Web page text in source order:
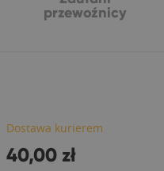
przewoźnicy
Dostawa kurierem
40,00 zł